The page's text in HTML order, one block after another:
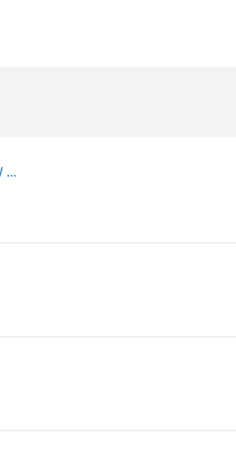
Suspension Semi Ø47 Glossy Roasted Pumpkin - Gubi - Salon / séjour - Design - Métal - À ampoule unique